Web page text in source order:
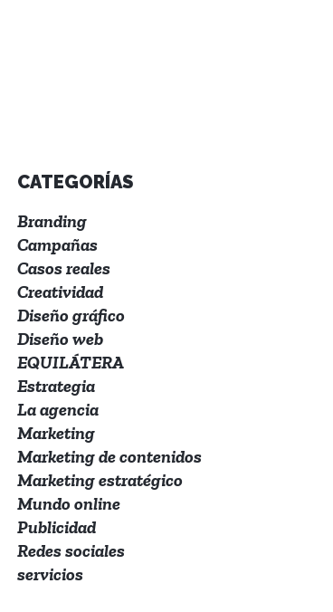
CATEGORÍAS
Branding
Campañas
Casos reales
Creatividad
Diseño gráfico
Diseño web
EQUILÁTERA
Estrategia
La agencia
Marketing
Marketing de contenidos
Marketing estratégico
Mundo online
Publicidad
Redes sociales
servicios